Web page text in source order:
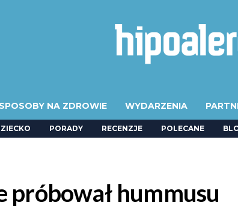
SPOSOBY NA ZDROWIE WYDARZENIA
PORADY RECENZJE POLECANE
próbował hummusu